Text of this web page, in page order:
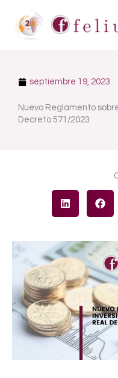
contenido
septiembre 19, 2023
Nuevo Reglamento
Decreto 571/2023